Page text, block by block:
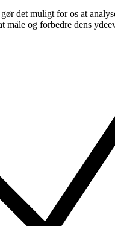
det muligt for os at
måle og forbedre dens